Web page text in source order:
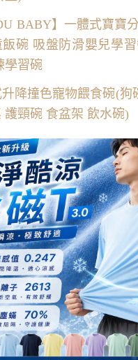
BABY】一體式寶寶
飯碗 吸盤防滑嬰兒學
學習碗
降撞色寵物餵食碗(狗
護頸碗 食盆架 飲水碗)